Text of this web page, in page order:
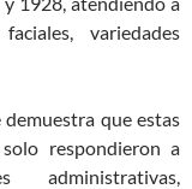
variedades
que estas
respondieron a
administrativas,